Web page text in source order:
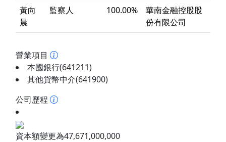
黃向
晨
監察人 100.00%
華南金融控股股
份有限公司
營業項目
本國銀行(641211)
其他貨幣中介(641900)
公司歷程
資本額變更為47,671,000,000